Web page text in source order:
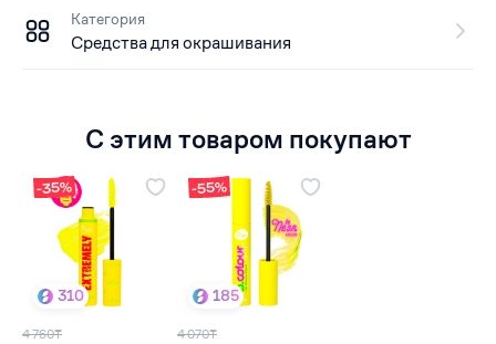
Категория
Средства для окрашивания
С этим товаром покупают
-35%
310
4 760₸
-55%
185
4 070₸